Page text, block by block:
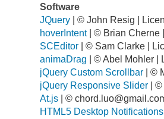
Software
JQuery | © John Resig |
hoverIntent| © Brian Cherne
SCEditor | © Sam Clarke |
animaDrag | © Abel Mohler
jQuery Custom Scrollbar | ©
jQuery Responsive Slider |
At.js | ©
HTML5 Desktop Notifications